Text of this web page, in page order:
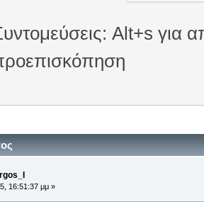
Alt+s για
16:51:37 μμ »